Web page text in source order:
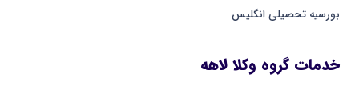
بورسیه تحصیلی انگلیس
خدمات گروه وکلا لاهه